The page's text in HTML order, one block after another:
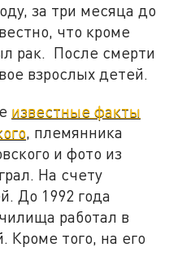
за три месяца до
что кроме
рак. После смерти
взрослых детей.
известные факты
, племянника
и фото из
На счету
До 1992 года
работал в
Кроме того, на его